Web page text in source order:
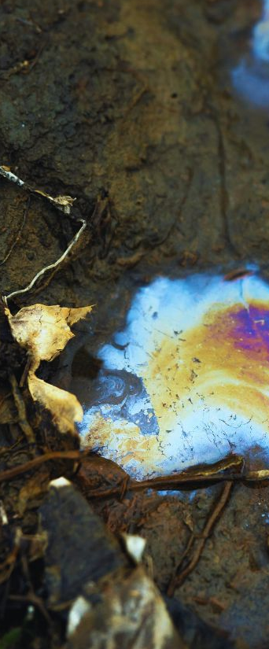
que tan sana es el
es el mejor